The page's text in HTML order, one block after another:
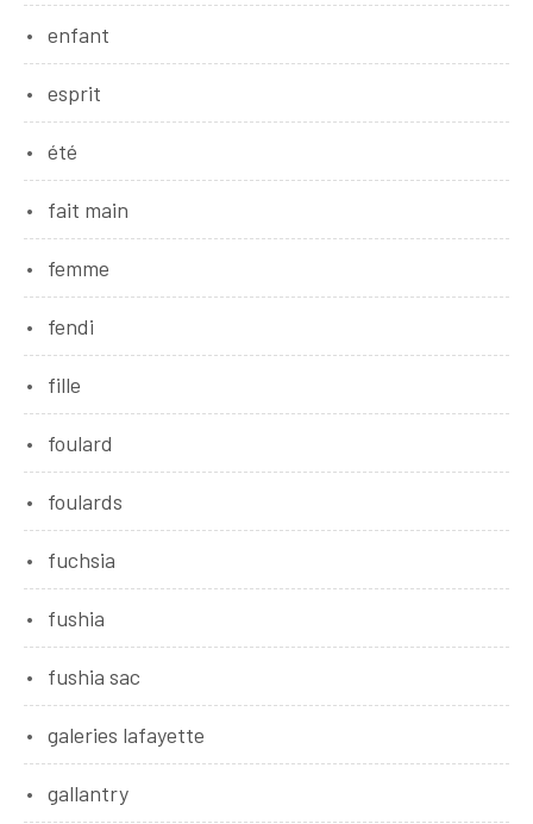
enfant
esprit
été
fait main
femme
fendi
fille
foulard
foulards
fuchsia
fushia
fushia sac
galeries lafayette
gallantry